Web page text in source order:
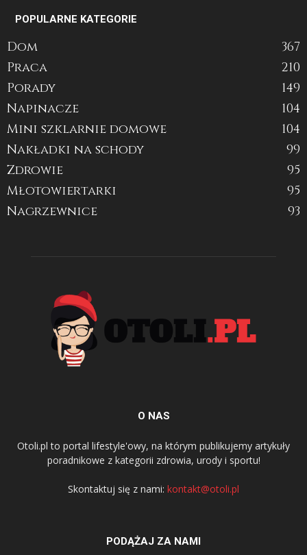
POPULARNE KATEGORIE
Dom
367
Praca
210
Porady
149
Napinacze
104
Mini szklarnie domowe
104
Nakładki na schody
99
Zdrowie
95
Młotowiertarki
95
Nagrzewnice
93
O NAS
Otoli.pl to portal lifestyle'owy, na którym publikujemy artykuły
poradnikowe z kategorii zdrowia, urody i sportu!
Skontaktuj się z nami: kontakt@otoli.pl
PODĄŻAJ ZA NAMI